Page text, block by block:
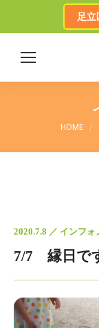
足
HOME
2020.7.8 ／ インフォ
7/7 縁日で